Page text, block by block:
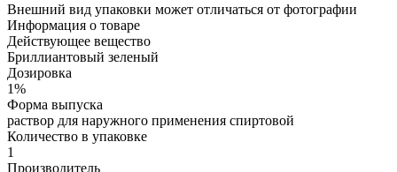
Внешний вид упаковки может отличаться от фотографии
Информация о товаре
Действующее вещество
Бриллиантовый зеленый
Дозировка
1%
Форма выпуска
раствор для наружного применения спиртовой
Количество в упаковке
1
Производитель